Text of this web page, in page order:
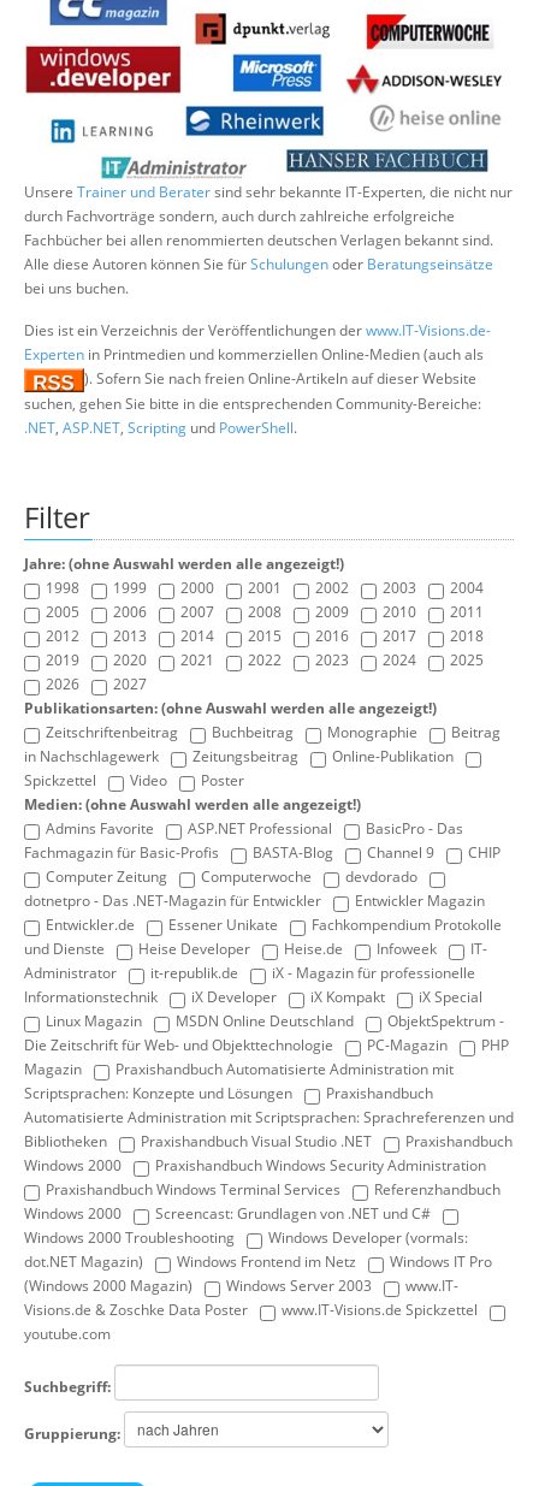
Über uns
Unsere Trainer und Beratersind sehr bekannte IT-Experten, die nicht nur
durch Fachvorträge sondern, auch durch zahlreiche erfolgreiche
Fachbücher bei allen renommierten deutschen Verlagen bekannt sind.
Alle diese Autoren können Sie fürSchulungenoder Beratungseinsätze
bei uns buchen.
Dies ist ein Verzeichnis der Veröffentlichungen derwww.IT-Visions.de-
Experten in Printmedien und kommerziellen Online-Medien (auch als
). Sofern Sie nach freien Online-Artikeln auf dieser Website
suchen, gehen Sie bitte in die entsprechenden Community-Bereiche:
.NET, ASP.NET, Scripting und PowerShell.
Filter
Jahre: (ohne Auswahl werden alle angezeigt!)
1998
1999 2000 2001 2002 2003
2004
2005
2006 2007 2008 2009 2010
2011
2012
2013 2014 2015 2016 2017
2018
2019
2020 2021 2022 2023 2024
2025
2026
2027
Publikationsarten: (ohne Auswahl werden alle angezeigt!)
Zeitschriftenbeitrag
Buchbeitrag Monographie
Beitrag
in Nachschlagewerk
Zeitungsbeitrag
Online-Publikation
Spickzettel
Video
Poster
Medien: (ohne Auswahl werden alle angezeigt!)
Admins Favorite
ASP.NET Professional
BasicPro - Das
Fachmagazin für Basic-Profis
BASTA-Blog Channel 9
CHIP
Computer Zeitung
Computerwoche
devdorado
dotnetpro - Das .NET-Magazin für Entwickler
Entwickler Magazin
Entwickler.de
Essener Unikate
Fachkompendium Protokolle
und Dienste
Heise Developer Heise.de Infoweek
IT-
Administrator
it-republik.de
iX - Magazin für professionelle
Informationstechnik
iX Developer iX Kompakt
iX Special
Linux Magazin
MSDN Online Deutschland
ObjektSpektrum -
Die Zeitschrift für Web- und Objekttechnologie
PC-Magazin
PHP
Magazin
Praxishandbuch Automatisierte Administration mit
Scriptsprachen: Konzepte und Lösungen
Praxishandbuch
Automatisierte Administration mit Scriptsprachen: Sprachreferenzen und
Bibliotheken
Praxishandbuch Visual Studio .NET
Praxishandbuch
Windows 2000
Praxishandbuch Windows Security Administration
Praxishandbuch Windows Terminal Services
Referenzhandbuch
Windows 2000
Screencast: Grundlagen von .NET und C#
Windows 2000 Troubleshooting
Windows Developer (vormals:
dot.NET Magazin)
Windows Frontend im Netz
Windows IT Pro
(Windows 2000 Magazin)
Windows Server 2003
www.IT-
Visions.de & Zoschke Data Poster
www.IT-Visions.de Spickzettel
youtube.com
Suchbegriff:
Gruppierung: